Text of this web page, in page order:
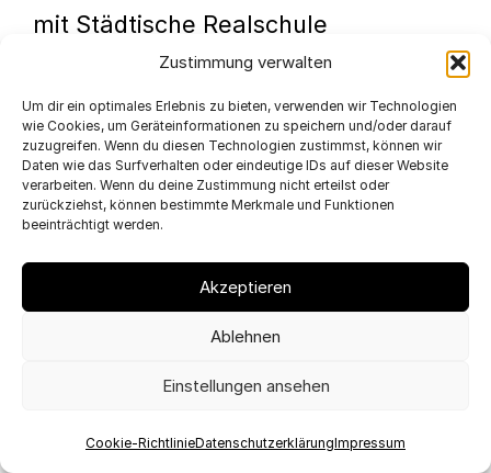
Zustimmung verwalten
Um dir ein optimales Erlebnis zu bieten, verwenden wir Technologien
wie Cookies, um Geräteinformationen zu speichern und/oder darauf
zuzugreifen. Wenn du diesen Technologien zustimmst, können wir
Daten wie das Surfverhalten oder eindeutige IDs auf dieser Website
verarbeiten. Wenn du deine Zustimmung nicht erteilst oder
zurückziehst, können bestimmte Merkmale und Funktionen
beeinträchtigt werden.
Akzeptieren
Ablehnen
Einstellungen ansehen
Cookie-RichtlinieDatenschutzerklärungImpressum
mit Städtische Realschule
2017
„Stehaufmännchen“
Gesamtschule
Bielefeld
für die Creativ.Spaces Roadshow,
CREATIVE.NRW